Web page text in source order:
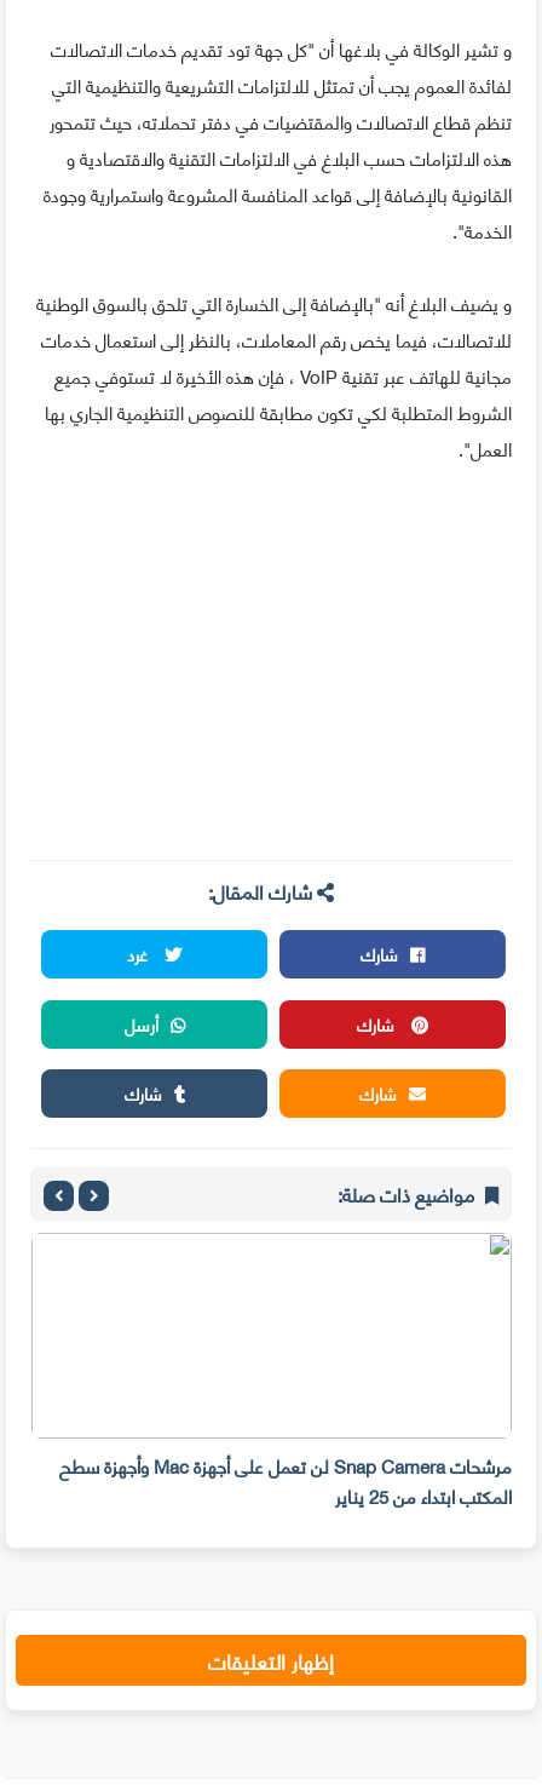
و تشير الوكالة في بلاغها أن "كل جهة تود تقديم خدمات الاتصالات
لفائدة العموم يجب أن تمتثل للالتزامات التشريعية والتنظيمية التي
تنظم قطاع الاتصالات والمقتضيات في دفتر تحملاته، حيث تتمحور
هذه الالتزامات حسب البلاغ في الالتزامات التقنية والاقتصادية و
القانونية بالإضافة إلى قواعد المنافسة المشروعة واستمرارية وجودة
الخدمة".
و يضيف البلاغ أنه "بالإضافة إلى الخسارة التي تلحق بالسوق الوطنية
للاتصالات، فيما يخص رقم المعاملات، بالنظر إلى استعمال خدمات
مجانية للهاتف عبر تقنية VoIP ، فإن هذه الأخيرة لا تستوفي جميع
الشروط المتطلبة لكي تكون مطابقة للنصوص التنظيمية الجاري بها
العمل".
شارك المقال:
شارك
غرد
شارك
أرسل
شارك
شارك
مواضيع ذات صلة:
مرشحات Snap Camera لن تعمل على أجهزة Mac وأجهزة سطح
المكتب ابتداء من 25 يناير
إظهار التعليقات